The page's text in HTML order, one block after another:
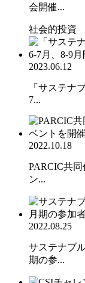
会開催...
社会的投資
2023.06.12
「サステナ
7...
2022.10.18
PARCIC共
ン...
2022.08.25
サステナブ
期の参...